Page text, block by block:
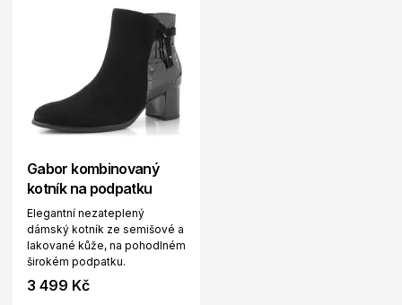
Gabor kombinovaný
kotník na podpatku
Elegantní nezateplený
dámský kotník ze semišové a
lakované kůže, na pohodlném
širokém podpatku.
3 499 Kč